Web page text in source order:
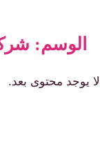
الوسم:
يوجد محتوى بعد.